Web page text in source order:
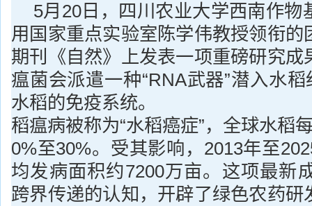
5月20日，四川农业大学西南作物
用国家重点实验室陈学伟教授领衔的
期刊《自然》上发表一项重磅研究成
瘟菌会派遣一种“RNA武器”潜入水稻
水稻的免疫系统。
稻瘟病被称为“水稻癌症”，全球水稻
0%至30%。受其影响，2013年至
均发病面积约7200万亩。这项最新
跨界传递的认知，开辟了绿色农药研